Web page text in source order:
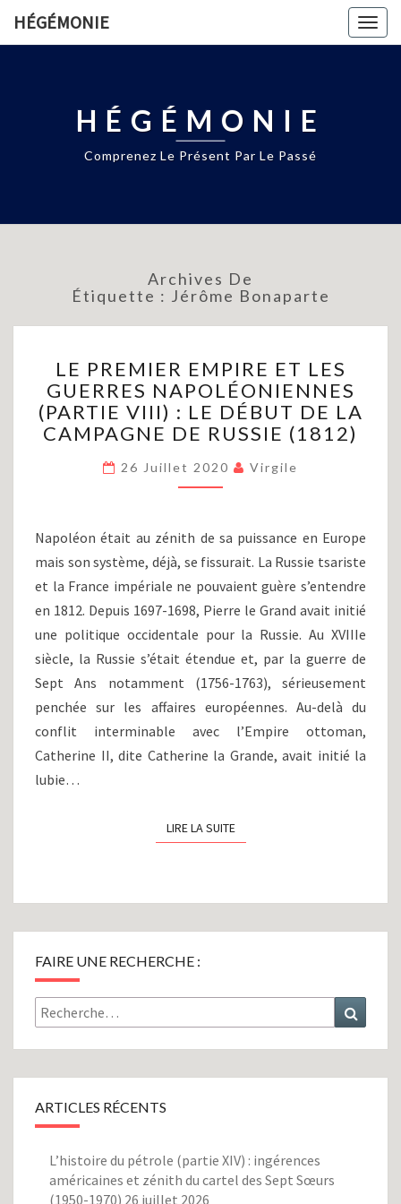
HÉGÉMONIE
HÉGÉMONIE
Comprenez Le Présent Par Le Passé
Archives De
Étiquette : Jérôme Bonaparte
PREMIER
EMPIRE
ET
LES
NAPOLÉONIENNES
(PARTIE
LE
DÉBUT
DE
LA
CAMPAGNE
DE
RUSSIE
(1812)
LE PREMIER EMPIRE ET LES
GUERRES NAPOLÉONIENNES
(PARTIE VIII) : LE DÉBUT DE LA
CAMPAGNE DE RUSSIE (1812)
26 Juillet 2020 Virgile
Napoléon était au zénith de sa puissance en Europe
mais son système, déjà, se fissurait. La Russie tsariste
et la France impériale ne pouvaient guère s’entendre
en 1812. Depuis 1697-1698, Pierre le Grand avait initié
une politique occidentale pour la Russie. Au XVIIIe
siècle, la Russie s’était étendue et, par la guerre de
Sept Ans notamment (1756-1763), sérieusement
penchée sur les affaires européennes. Au-delà du
conflit interminable avec l’Empire ottoman,
Catherine II, dite Catherine la Grande, avait initié la
lubie…
LIRE LA SUITELIRE LA SUITE
FAIRE UNE RECHERCHE :
Rechercher :
ARTICLES RÉCENTS
L’histoire du pétrole (partie XIV) : ingérences
américaines et zénith du cartel des Sept Sœurs
(1950-1970) 26 juillet 2026